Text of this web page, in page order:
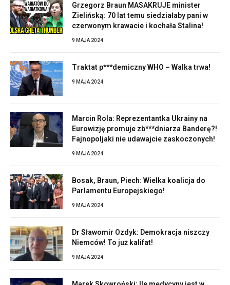
Grzegorz Braun MASAKRUJE minister
Zielińską: 70 lat temu siedziałaby pani w
czerwonym krawacie i kochała Stalina!
9 MAJA 2024
Traktat p***demiczny WHO – Walka trwa!
9 MAJA 2024
Marcin Rola: Reprezentantka Ukrainy na
Eurowizję promuje zb***dniarza Banderę?!
Fajnopoljaki nie udawajcie zaskoczonych!
9 MAJA 2024
Bosak, Braun, Piech: Wielka koalicja do
Parlamentu Europejskiego!
9 MAJA 2024
Dr Sławomir Ozdyk: Demokracja niszczy
Niemców! To już kalifat!
9 MAJA 2024